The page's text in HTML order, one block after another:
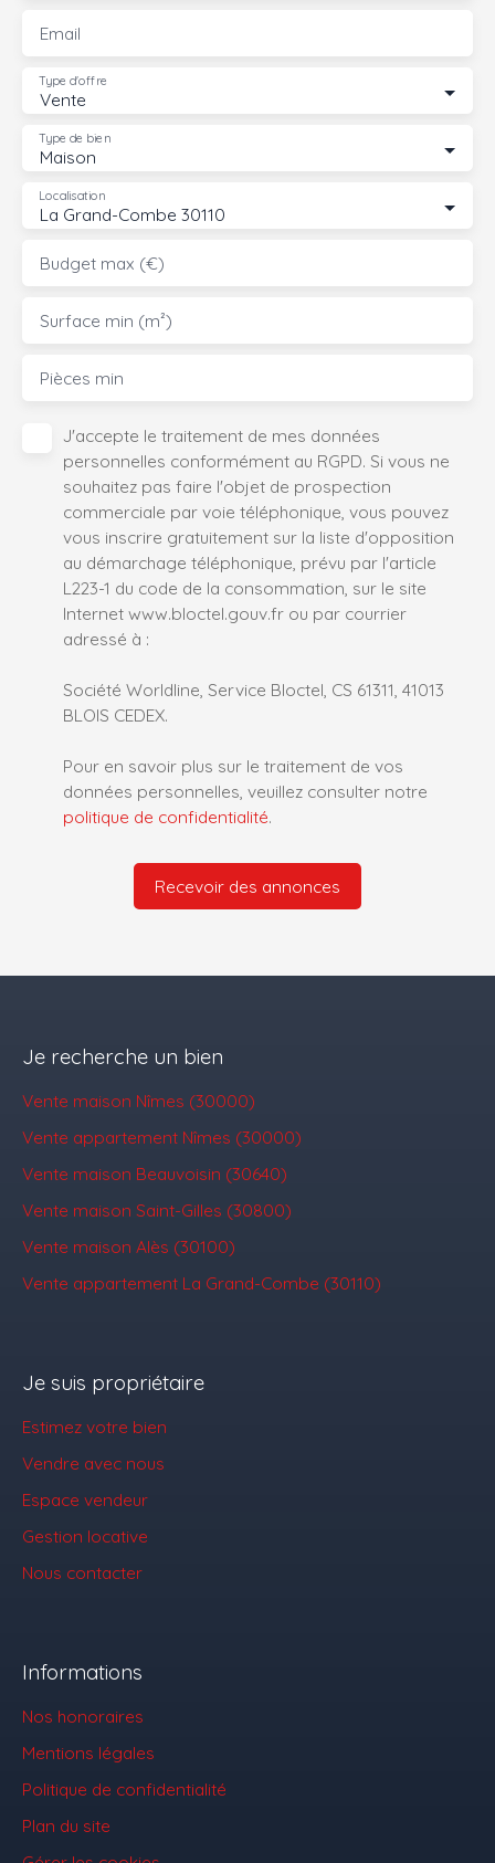
Email
Vente
Type d'offre
Maison
Type de bien
La Grand-Combe 30110
Localisation
Budget max (€)
Surface min (m²)
Pièces min
J'accepte le traitement de mes données
personnelles conformément au RGPD. Si vous ne
souhaitez pas faire l'objet de prospection
commerciale par voie téléphonique, vous pouvez
vous inscrire gratuitement sur la liste d'opposition
au démarchage téléphonique, prévu par l'article
L223-1 du code de la consommation, sur le site
Internet www.bloctel.gouv.fr ou par courrier
adressé à :
Société Worldline, Service Bloctel, CS 61311, 41013
BLOIS CEDEX.
Pour en savoir plus sur le traitement de vos
données personnelles, veuillez consulter notre
politique de confidentialité.
Recevoir des annonces
Je recherche un bien
Vente maison Nîmes (30000)
Vente appartement Nîmes (30000)
Vente maison Beauvoisin (30640)
Vente maison Saint-Gilles (30800)
Vente maison Alès (30100)
Vente appartement La Grand-Combe (30110)
Je suis propriétaire
Estimez votre bien
Vendre avec nous
Espace vendeur
Gestion locative
Nous contacter
Informations
Nos honoraires
Mentions légales
Politique de confidentialité
Plan du site